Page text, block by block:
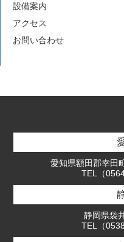
設備案内
アクセス
お問い合わせ
愛知県額田郡幸田
TEL（
静岡県袋
TEL（